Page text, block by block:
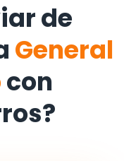
de
General
con